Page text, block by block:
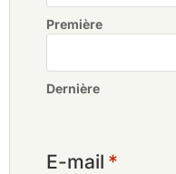
Première
Dernière
E-mail *